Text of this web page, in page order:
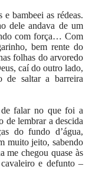
bambeei as rédeas.
dele andava de um
com força… Com
bem rente do
folhas do arvoredo
caí do outro lado,
de saltar a barreira
falar no que foi a
de lembrar a descida
do fundo d’água,
muito jeito, sabendo
me chegou quase às
e defunto –